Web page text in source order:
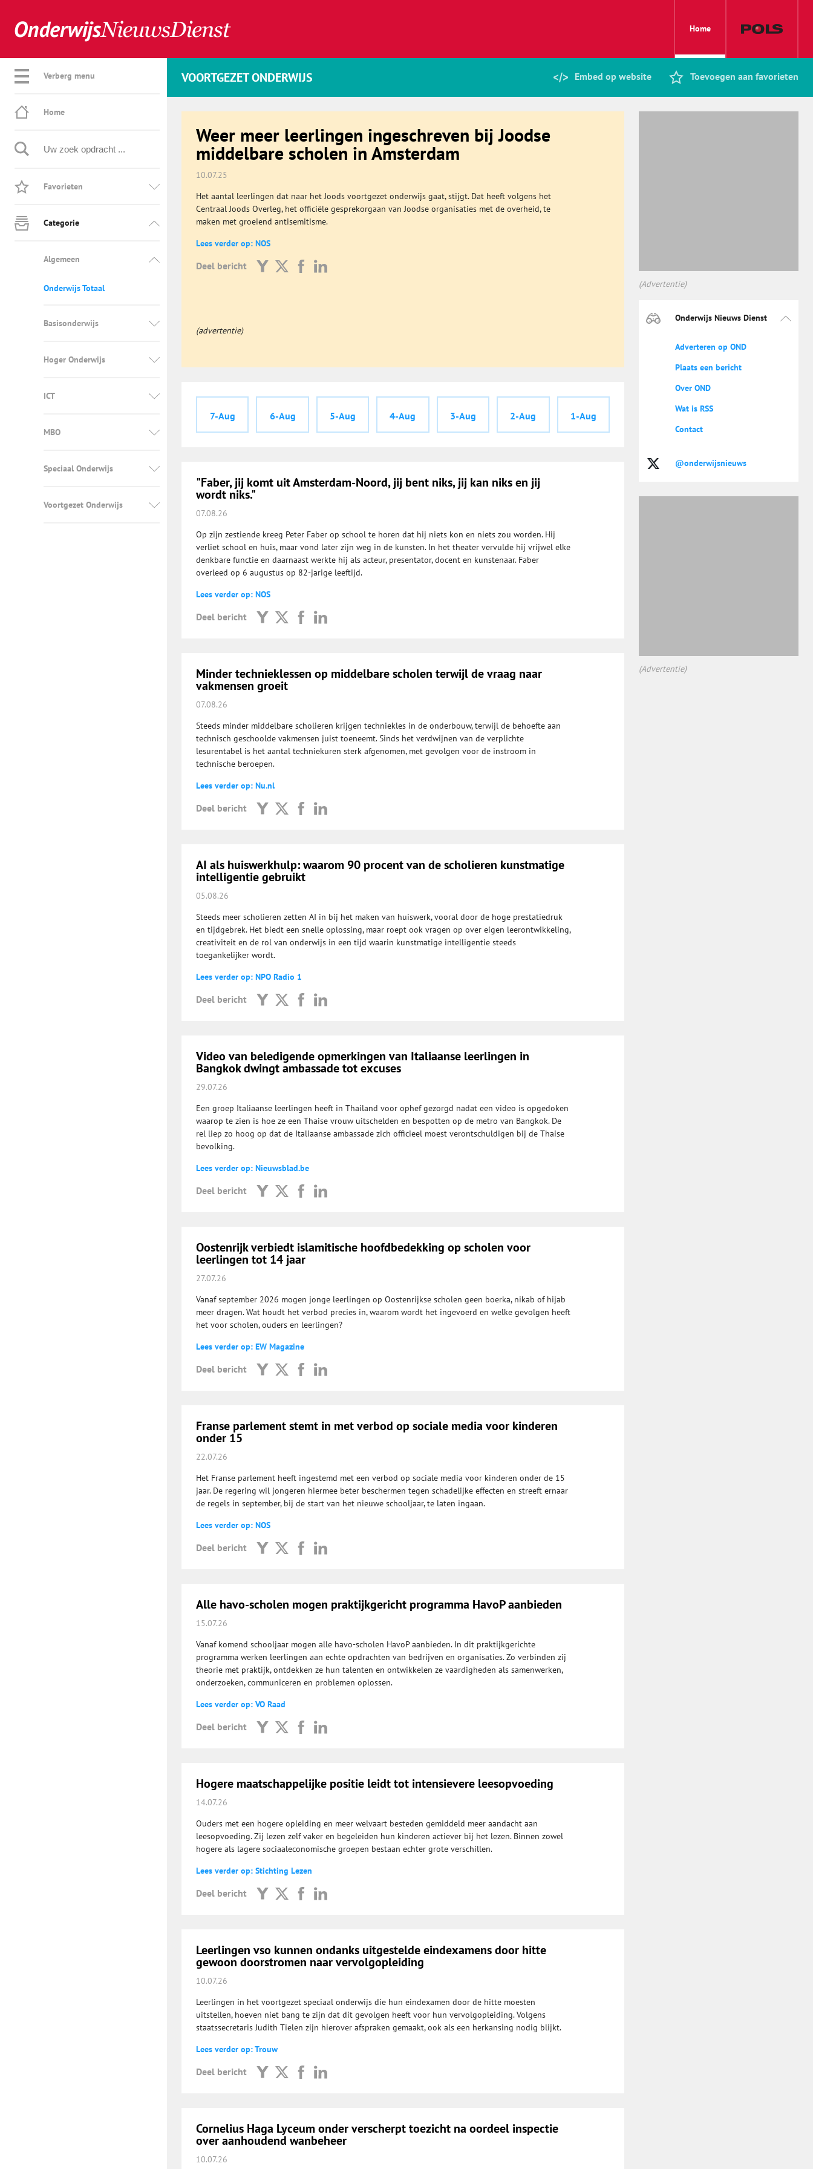
Home
Verberg menu
Home
Favorieten
Categorie
Algemeen
Onderwijs Totaal
Basisonderwijs
Hoger Onderwijs
ICT
MBO
Speciaal Onderwijs
Voortgezet Onderwijs
VOORTGEZET ONDERWIJS Embed op website Toevoegen aan favorieten
Weer meer leerlingen ingeschreven bij Joodse
middelbare scholen in Amsterdam
10.07.25
Het aantal leerlingen dat naar het Joods voortgezet onderwijs gaat, stijgt. Dat heeft volgens het
Centraal Joods Overleg, het officiële gesprekorgaan van Joodse organisaties met de overheid, te
maken met groeiend antisemitisme.
Lees verder op: NOS
Deel bericht
(advertentie)
7-Aug 6-Aug 5-Aug 4-Aug 3-Aug 2-Aug 1-Aug
"Faber, jij komt uit Amsterdam-Noord, jij bent niks, jij kan niks en jij
wordt niks."
07.08.26
Op zijn zestiende kreeg Peter Faber op school te horen dat hij niets kon en niets zou worden. Hij
verliet school en huis, maar vond later zijn weg in de kunsten. In het theater vervulde hij vrijwel elke
denkbare functie en daarnaast werkte hij als acteur, presentator, docent en kunstenaar. Faber
overleed op 6 augustus op 82-jarige leeftijd.
Lees verder op: NOS
Deel bericht
Minder technieklessen op middelbare scholen terwijl de vraag naar
vakmensen groeit
07.08.26
Steeds minder middelbare scholieren krijgen techniekles in de onderbouw, terwijl de behoefte aan
technisch geschoolde vakmensen juist toeneemt. Sinds het verdwijnen van de verplichte
lesurentabel is het aantal techniekuren sterk afgenomen, met gevolgen voor de instroom in
technische beroepen.
Lees verder op: Nu.nl
Deel bericht
AI als huiswerkhulp: waarom 90 procent van de scholieren kunstmatige
intelligentie gebruikt
05.08.26
Steeds meer scholieren zetten AI in bij het maken van huiswerk, vooral door de hoge prestatiedruk
en tijdgebrek. Het biedt een snelle oplossing, maar roept ook vragen op over eigen leerontwikkeling,
creativiteit en de rol van onderwijs in een tijd waarin kunstmatige intelligentie steeds
toegankelijker wordt.
Lees verder op: NPO Radio 1
Deel bericht
Video van beledigende opmerkingen van Italiaanse leerlingen in
Bangkok dwingt ambassade tot excuses
29.07.26
Een groep Italiaanse leerlingen heeft in Thailand voor ophef gezorgd nadat een video is opgedoken
waarop te zien is hoe ze een Thaise vrouw uitschelden en bespotten op de metro van Bangkok. De
rel liep zo hoog op dat de Italiaanse ambassade zich officieel moest verontschuldigen bij de Thaise
bevolking.
Lees verder op: Nieuwsblad.be
Deel bericht
Oostenrijk verbiedt islamitische hoofdbedekking op scholen voor
leerlingen tot 14 jaar
27.07.26
Vanaf september 2026 mogen jonge leerlingen op Oostenrijkse scholen geen boerka, nikab of hijab
meer dragen. Wat houdt het verbod precies in, waarom wordt het ingevoerd en welke gevolgen heeft
het voor scholen, ouders en leerlingen?
Lees verder op: EW Magazine
Deel bericht
Franse parlement stemt in met verbod op sociale media voor kinderen
onder 15
22.07.26
Het Franse parlement heeft ingestemd met een verbod op sociale media voor kinderen onder de 15
jaar. De regering wil jongeren hiermee beter beschermen tegen schadelijke effecten en streeft ernaar
de regels in september, bij de start van het nieuwe schooljaar, te laten ingaan.
Lees verder op: NOS
Deel bericht
Alle havo-scholen mogen praktijkgericht programma HavoP aanbieden
15.07.26
Vanaf komend schooljaar mogen alle havo-scholen HavoP aanbieden. In dit praktijkgerichte
programma werken leerlingen aan echte opdrachten van bedrijven en organisaties. Zo verbinden zij
theorie met praktijk, ontdekken ze hun talenten en ontwikkelen ze vaardigheden als samenwerken,
onderzoeken, communiceren en problemen oplossen.
Lees verder op: VO Raad
Deel bericht
Hogere maatschappelijke positie leidt tot intensievere leesopvoeding
14.07.26
Ouders met een hogere opleiding en meer welvaart besteden gemiddeld meer aandacht aan
leesopvoeding. Zij lezen zelf vaker en begeleiden hun kinderen actiever bij het lezen. Binnen zowel
hogere als lagere sociaaleconomische groepen bestaan echter grote verschillen.
Lees verder op: Stichting Lezen
Deel bericht
Leerlingen vso kunnen ondanks uitgestelde eindexamens door hitte
gewoon doorstromen naar vervolgopleiding
10.07.26
Leerlingen in het voortgezet speciaal onderwijs die hun eindexamen door de hitte moesten
uitstellen, hoeven niet bang te zijn dat dit gevolgen heeft voor hun vervolgopleiding. Volgens
staatssecretaris Judith Tielen zijn hierover afspraken gemaakt, ook als een herkansing nodig blijkt.
Lees verder op: Trouw
Deel bericht
Cornelius Haga Lyceum onder verscherpt toezicht na oordeel inspectie
over aanhoudend wanbeheer
10.07.26
(Advertentie)
Onderwijs Nieuws Dienst
Adverteren op OND
Plaats een bericht
Over OND
Wat is RSS
Contact
@onderwijsnieuws
(Advertentie)